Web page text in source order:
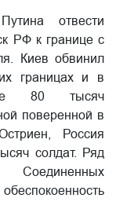
отвести
РФ к границе с
Киев обвинил
границах и в
80 тысяч
поверенной в
Россия
солдат. Ряд
Соединенных